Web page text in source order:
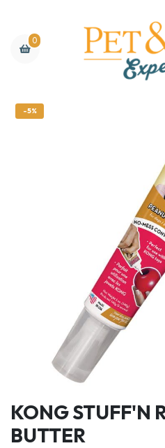
0
-5%
KONG STUFF'N
BUTTER